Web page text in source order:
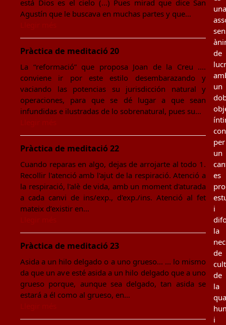
está Dios es el cielo (...) Pues mirad que dice San
Agustín que le buscava en muchas partes y que…
Pràctica de meditació 20
La “reformació” que proposa Joan de la Creu ....
conviene ir por este estilo desembarazando y
vaciando las potencias su jurisdicción natural y
operaciones, para que se dé lugar a que sean
infundidas e ilustradas de lo sobrenatural, pues su…
Pràctica de meditació 22
Cuando reparas en algo, dejas de arrojarte al todo 1.
Recollir l'atenció amb l'ajut de la respiració. Atenció a
la respiració, l'alè de vida, amb un moment d'aturada
a cada canvi de ins/exp., d'exp./ins. Atenció al fet
mateix d’existir en…
Pràctica de meditació 23
Asida a un hilo delgado o a uno grueso... ... lo mismo
da que un ave esté asida a un hilo delgado que a uno
grueso porque, aunque sea delgado, tan asida se
estará a él como al grueso, en…
una
de
un
per
un
es
i
la
de
de
la
i